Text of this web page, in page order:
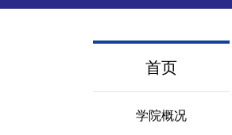
首页
学院概况